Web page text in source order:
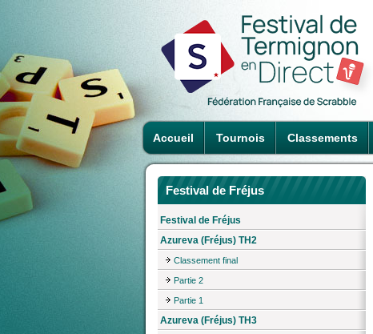
Accueil Tournois Classements
Festival de Fréjus
Festival de Fréjus
Azureva (Fréjus) TH2
Classement final
Partie 2
Partie 1
Azureva (Fréjus) TH3